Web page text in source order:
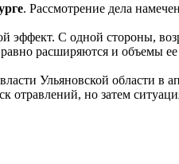
. Рассмотрение дела
С одной стороны,
расширяются и объемы ее
Ульяновской области в
отравлений, но затем